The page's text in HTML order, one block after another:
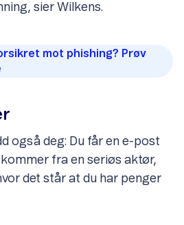
sier Wilkens.
mot phishing? Prøv
også deg: Du får en e-post
fra en seriøs aktør,
det står at du har penger